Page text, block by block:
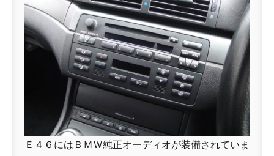
Ｅ４６にはＢＭＷ純正オーディオが装備されていま